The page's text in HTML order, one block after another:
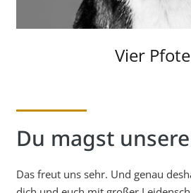
Vier
Du magst
Das freut uns sehr. Und genau